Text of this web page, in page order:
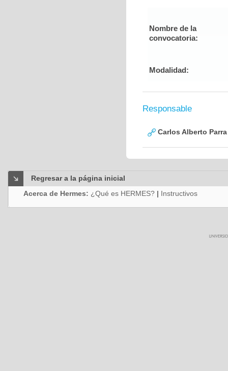
Nombre de la
convocatoria:
Modalidad:
Responsable
Carlos Alberto
Regresar a la página inicial
Acerca de Hermes: ¿Qué es HERMES? | Instructivos